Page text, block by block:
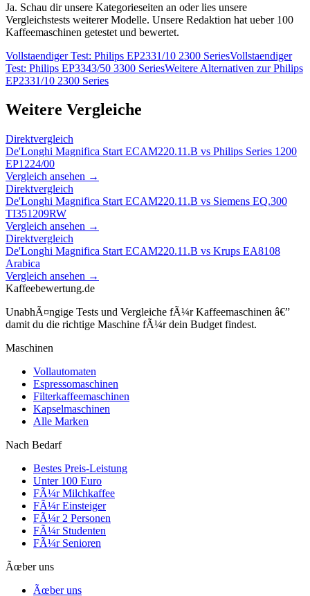
Ja. Schau dir unsere Kategorieseiten an oder lies unsere
Vergleichstests weiterer Modelle. Unsere Redaktion hat ueber 100
Kaffeemaschinen getestet und bewertet.
Vollstaendiger Test: Philips EP2331/10 2300 SeriesVollstaendiger
Test: Philips EP3343/50 3300 SeriesWeitere Alternativen zurPhilips
EP2331/10 2300 Series
Weitere Vergleiche
Direktvergleich
De'Longhi Magnifica Start ECAM220.11.B vs Philips Series 1200
EP1224/00
Vergleich ansehen →
Direktvergleich
De'Longhi Magnifica Start ECAM220.11.B vs Siemens EQ.300
TI351209RW
Vergleich ansehen →
Direktvergleich
De'Longhi Magnifica Start ECAM220.11.B vs Krups EA8108
Arabica
Vergleich ansehen →
Kaffeebewertung.de
UnabhÃ¤ngige Tests und Vergleiche fÃ¼r Kaffeemaschinen â€”
damit du die richtige Maschine fÃ¼r dein Budget findest.
Maschinen
Vollautomaten
Espressomaschinen
Filterkaffeemaschinen
Kapselmaschinen
Alle Marken
Nach Bedarf
Bestes Preis-Leistung
Unter 100 Euro
FÃ¼r Milchkaffee
FÃ¼r Einsteiger
FÃ¼r 2 Personen
FÃ¼r Studenten
FÃ¼r Senioren
Ãœber uns
Ãœber uns